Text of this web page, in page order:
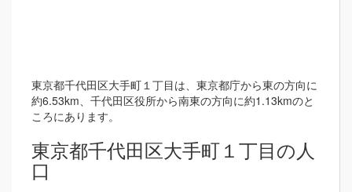
東京都千代田区大手町１丁目は、東京都庁から東の方向に
約6.53km、千代田区役所から南東の方向に約1.13kmのと
ころにあります。
東京都千代田区大手町１丁目の人
口